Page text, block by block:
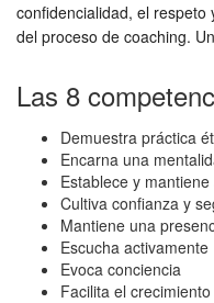
confidencialidad, el
del proceso de coaching.
Las 8
Demuestra práctica
Encarna una
Establece y
Cultiva confianza y
Mantiene una
Escucha activamente
Evoca conciencia
Facilita el